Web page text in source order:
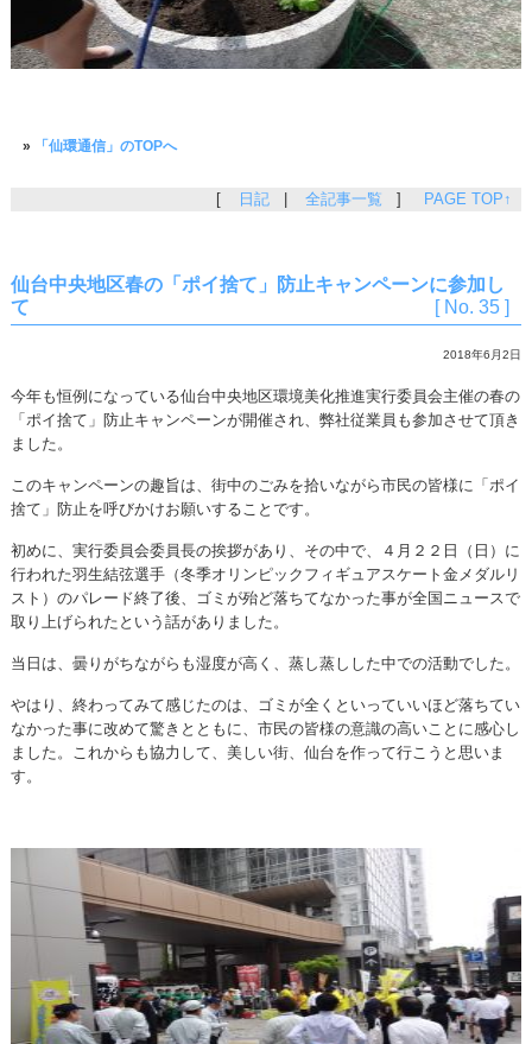
» 「仙環通信」のTOPへ
[ 日記 全記事一覧 ] PAGE TOP↑
仙台中央地区春の「ポイ捨て」防止キャンペーンに参加し
て
[ No. 35 ]
2018年6月2日
今年も恒例になっている仙台中央地区環境美化推進実行委員会主催の春の
「ポイ捨て」防止キャンペーンが開催され、弊社従業員も参加させて頂き
ました。
このキャンペーンの趣旨は、街中のごみを拾いながら市民の皆様に「ポイ
捨て」防止を呼びかけお願いすることです。
初めに、実行委員会委員長の挨拶があり、その中で、４月２２日（日）に
行われた羽生結弦選手（冬季オリンピックフィギュアスケート金メダルリ
スト）のパレード終了後、ゴミが殆ど落ちてなかった事が全国ニュースで
取り上げられたという話がありました。
当日は、曇りがちながらも湿度が高く、蒸し蒸しした中での活動でした。
やはり、終わってみて感じたのは、ゴミが全くといっていいほど落ちてい
なかった事に改めて驚きとともに、市民の皆様の意識の高いことに感心し
ました。これからも協力して、美しい街、仙台を作って行こうと思いま
す。